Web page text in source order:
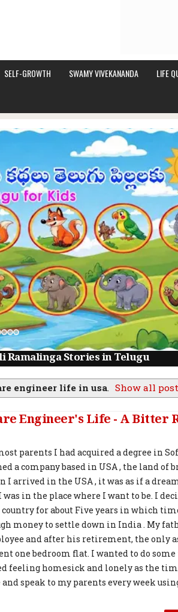
SELF-GROWTH SWAMY VIVEKANANDA LIFE
Started Earning ₹15,000/Month
engineer life in usa. Show all
Engineer's Life - A Bitter
parents I had acquired a degree in
a company based in USA , the land of
I arrived in the USA , it was as if a
was in the place where I want to be. I
for about Five years in which
money to settle down in India . My
and after his retirement, the only
one bedroom flat. I wanted to do
feeling homesick and lonely as the
speak to my parents every week